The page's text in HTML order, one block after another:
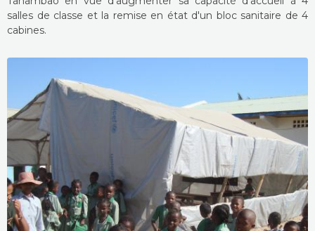
salles de classe et la remise en état d'un bloc sanitaire de 4
cabines.